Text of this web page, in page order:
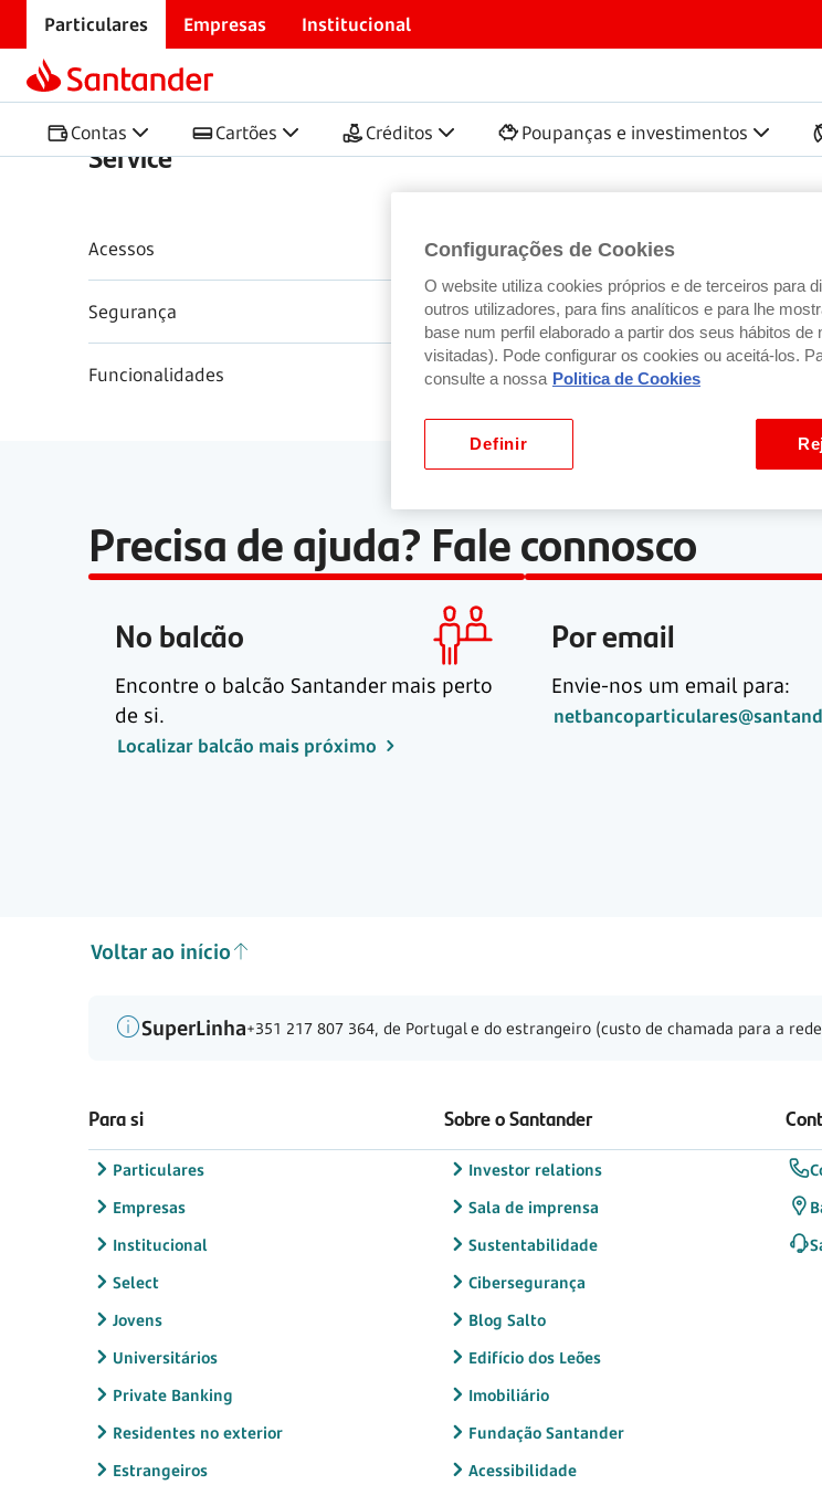
Particulares Empresas Institucional
Contas Cartões Créditos Poupanças e investimentos
Início Centro de Ajuda App, NetBanco e Smart Service
App, NetBanco e Smart
Service
Acessos
Segurança
Funcionalidades
Precisa de ajuda? Fale connosco
No balcão
Encontre o balcão Santander mais perto
de si.
Localizar balcão mais próximo
Por email
Envie-nos um email para:
Voltar ao início
SuperLinha+351 217 807 364, de Portugal e do estrangeiro (custo de chamada para a
Para si
Particulares
Empresas
Institucional
Select
Jovens
Universitários
Private Banking
Residentes no exterior
Estrangeiros
Sobre o Santander
Investor relations
Sala de imprensa
Sustentabilidade
Cibersegurança
Blog Salto
Edifício dos Leões
Imobiliário
Fundação Santander
Acessibilidade
Configurações de Cookies
O website utiliza cookies próprios e de terceiros para
outros utilizadores, para fins analíticos e para lhe
base num perfil elaborado a partir dos seus hábitos
visitadas). Pode configurar os cookies ou aceitá-los.
consulte a nossa Politica de Cookies
Definir